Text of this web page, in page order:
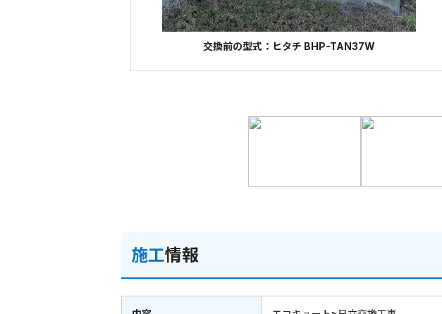
交換前の型式：ヒタチ BHP-TAN37W
施工情報